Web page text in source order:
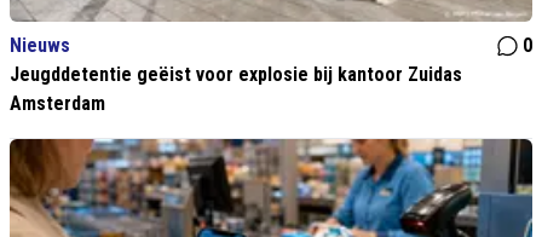
Nieuws
0
Jeugddetentie geëist voor explosie bij kantoor Zuidas
Amsterdam